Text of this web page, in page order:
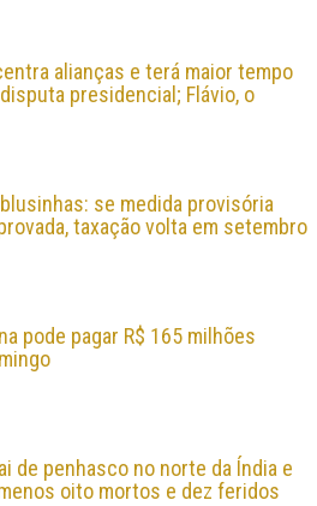
alianças e terá maior tempo
presidencial; Flávio, o
se medida provisória
taxação volta em setembro
pode pagar R$ 165 milhões
de penhasco no norte da Índia e
oito mortos e dez feridos